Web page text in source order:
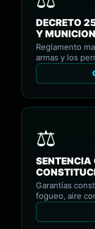
DECRETO
Y
Reglamento
armas y los
Garantías
fogueo, aire